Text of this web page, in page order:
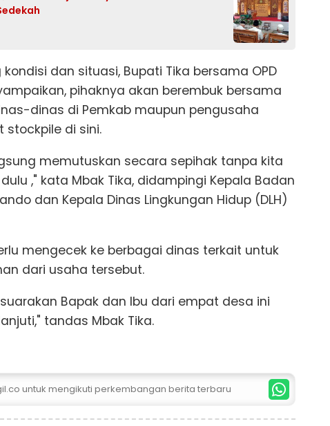
dan situasi, Bupati Tika bersama OPD
pihaknya akan berembuk bersama
dinas di Pemkab maupun pengusaha
di sini.
memutuskan secara sepihak tanpa kita
," kata Mbak Tika, didampingi Kepala Badan
dan Kepala Dinas Lingkungan Hidup (DLH)
mengecek ke berbagai dinas terkait untuk
dari usaha tersebut.
Bapak dan Ibu dari empat desa ini
tandas Mbak Tika.
untuk mengikuti perkembangan berita terbaru